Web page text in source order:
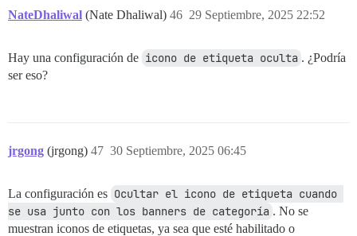
NateDhaliwal (Nate Dhaliwal) 29 Septiembre, 2025 22:52
46
Hay una configuración de icono de etiqueta oculta . ¿Podría
ser eso?
jrgong (jrgong) 30 Septiembre, 2025 06:45
47
La configuración es Ocultar el icono de etiqueta cuando
se usa junto con los banners de categoría . No se
muestran iconos de etiquetas, ya sea que esté habilitado o